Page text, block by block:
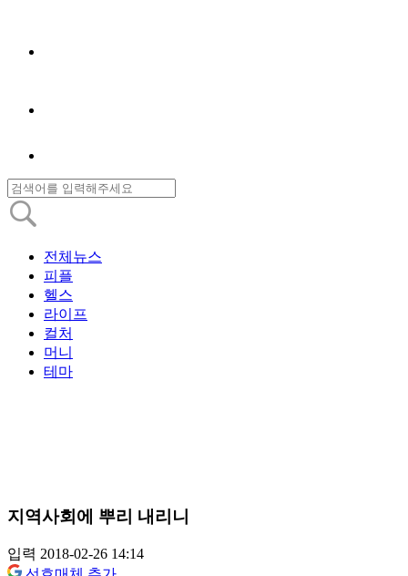
전체뉴스
피플
헬스
라이프
컬처
머니
테마
지역사회에 뿌리 내리니
입력 2018-02-26 14:14